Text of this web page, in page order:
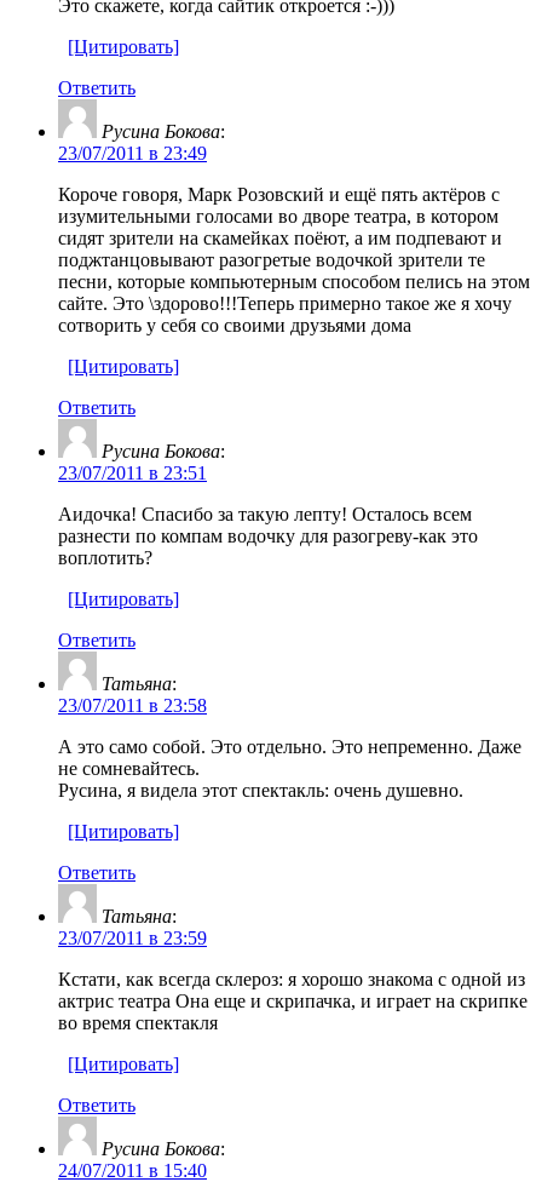
Это скажете, когда сайтик откроется :-)))
[Цитировать]
Ответить
Русина Бокова:
23/07/2011 в 23:49
Короче говоря, Марк Розовский и ещё пять актёров с
изумительными голосами во дворе театра, в котором
сидят зрители на скамейках поёют, а им подпевают и
поджтанцовывают разогретые водочкой зрители те
песни, которые компьютерным способом пелись на этом
сайте. Это \здорово!!!Теперь примерно такое же я хочу
сотворить у себя со своими друзьями дома
[Цитировать]
Ответить
Русина Бокова:
23/07/2011 в 23:51
Аидочка! Спасибо за такую лепту! Осталось всем
разнести по компам водочку для разогреву-как это
воплотить?
[Цитировать]
Ответить
Татьяна:
23/07/2011 в 23:58
А это само собой. Это отдельно. Это непременно. Даже
не сомневайтесь.
Русина, я видела этот спектакль: очень душевно.
[Цитировать]
Ответить
Татьяна:
23/07/2011 в 23:59
Кстати, как всегда склероз: я хорошо знакома с одной из
актрис театра Она еще и скрипачка, и играет на скрипке
во время спектакля
[Цитировать]
Ответить
Русина Бокова:
24/07/2011 в 15:40